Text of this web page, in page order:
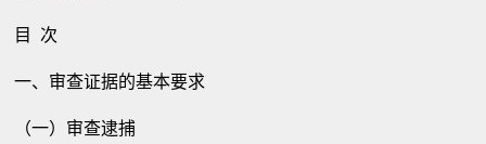
目 次
一、审查证据的基本要求
（一）审查逮捕